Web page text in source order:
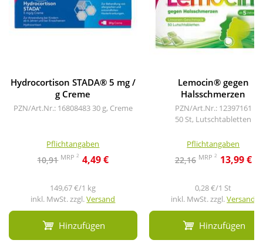
Hydrocortison STADA® 5 mg /
g Creme
PZN/Art.Nr.: 16808483 30 g, Creme
Pflichtangaben
10,91 MRP2 4,49 €
149,67 €/1 kg
inkl. MwSt. zzgl.Versand
Hinzufügen
Lemocin® gegen
Halsschmerzen
PZN/Art.Nr.: 12397161
50 St, Lutschtabletten
Pflichtangaben
22,16 MRP 2 13,99 €
0,28 €/1 St
inkl. MwSt. zzgl.Versand
Hinzufügen